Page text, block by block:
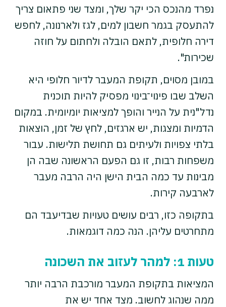
נפרד מהנכס הכי יקר שלך, ומצד שני פתאום צריך
להתעסק בגמר חשבון למים, לגז ולארנונה, לחפש
דירה חלופית, לתאם הובלה ולחתום על חוזה
שכירות".
במובן מסוים, תקופת המעבר לדיור חלופי היא
השלב שבו פינוי־בינוי מפסיק להיות תוכנית
נדל"נית על הנייר והופך למציאות יומיומית. במקום
הדמיות ומצגות, יש ארגזים, לחץ של זמן, הוצאות
בלתי צפויות ולעיתים גם תחושת תלישות. עבור
משפחות רבות, זו גם הפעם הראשונה שבה הן
מבינות עד כמה הבית הישן היה הרבה מעבר
לארבעה קירות.
בתקופה כזו, רבים עושים טעויות שבדיעבד הם
מתחרטים עליהן. הנה כמה דוגמאות.
טעות 1: למהר לעזוב את השכונה
המציאות בתקופת המעבר מורכבת הרבה יותר
ממה שנהוג לחשוב. מצד אחד יש את